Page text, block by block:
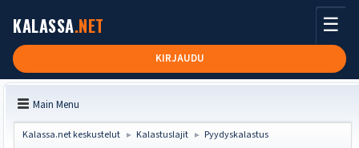
KALASSA.NET
KIRJAUDU
☰
Main Menu
Kalassa.net keskustelut ► Kalastuslajit ► Pyydyskalastus